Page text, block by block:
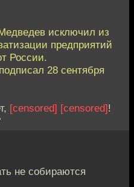
исключил из
предприятий
России.
28 сентября
[censored] [censored]!
не собираются